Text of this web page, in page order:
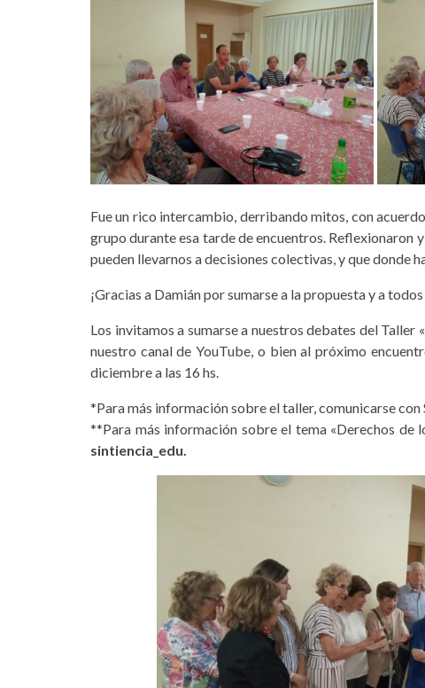
Fue un rico intercambio, derribando mitos, con
grupo durante esa tarde de encuentros. Reflexionaron
pueden llevarnos a decisiones colectivas, y que donde
¡Gracias a Damián por sumarse a la propuesta y a
Los invitamos a sumarse a nuestros debates del
nuestro canal de YouTube, o bien al próximo
diciembre a las 16 hs.
*Para más información sobre el taller, comunicarse con
**Para más información sobre el tema «Derechos de
sintiencia_edu.